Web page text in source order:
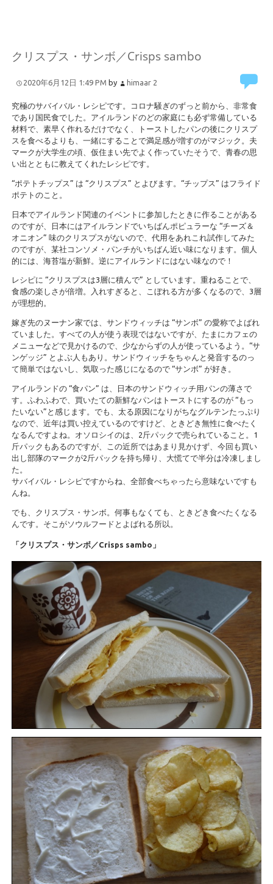
クリスプス・サンボ／Crisps sambo
2020年6月12日 1:49 PM by himaar 2
究極のサバイバル・レシピです。コロナ騒ぎのずっと前から、非常食
であり国民食でした。アイルランドのどの家庭にも必ず常備している
材料で、素早く作れるだけでなく、トーストしたパンの後にクリスプ
スを食べるよりも、一緒にすることで満足感が増すのがマジック。夫
マークが大学生の頃、仮住まい先でよく作っていたそうで、青春の思
い出とともに教えてくれたレシピです。
“ポテトチップス” は “クリスプス” とよびます。“チップス” はフライド
ポテトのこと。
日本でアイルランド関連のイベントに参加したときに作ることがある
のですが、日本にはアイルランドでいちばんポピュラーな “チーズ＆
オニオン” 味のクリスプスがないので、代用をあれこれ試作してみた
のですが、某社コンソメ・パンチがいちばん近い味になります。個人
的には、海苔塩が新鮮。逆にアイルランドにはない味なので！
レシピに “クリスプスは3層に積んで” としています。重ねることで、
食感の楽しさが倍増。入れすぎると、こぼれる方が多くなるので、3層
が理想的。
嫁ぎ先のヌーナン家では、サンドウィッチは “サンボ” の愛称でよばれ
ていました。すべての人が使う表現ではないですが、たまにカフェの
メニューなどで見かけるので、少なからずの人が使っているよう。“サ
ンゲッジ” とよぶ人もあり。サンドウィッチをちゃんと発音するのっ
て簡単ではないし、気取った感じになるので “サンボ” が好き。
アイルランドの “食パン” は、日本のサンドウィッチ用パンの薄さで
す。ふわふわで、買いたての新鮮なパンはトーストにするのが “もっ
たいない”と感じます。でも、太る原因になりがちなグルテンたっぷり
なので、近年は買い控えているのですけど、ときどき無性に食べたく
なるんですよね。オソロシイのは、2斤パックで売られていること。1
斤パックもあるのですが、この近所ではあまり見かけず、今回も買い
出し部隊のマークが2斤パックを持ち帰り、大慌てで半分は冷凍しまし
た。
サバイバル・レシピですからね、全部食べちゃったら意味ないですも
んね。
でも、クリスプス・サンボ。何事もなくても、ときどき食べたくなる
んです。そこがソウルフードとよばれる所以。
「クリスプス・サンボ／Crisps sambo」